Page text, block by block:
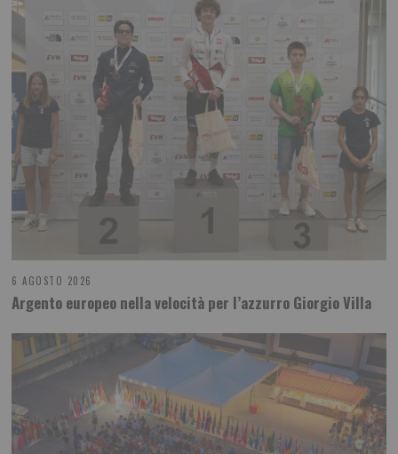
6 AGOSTO 2026
Argento europeo nella velocità per l’azzurro Giorgio Villa